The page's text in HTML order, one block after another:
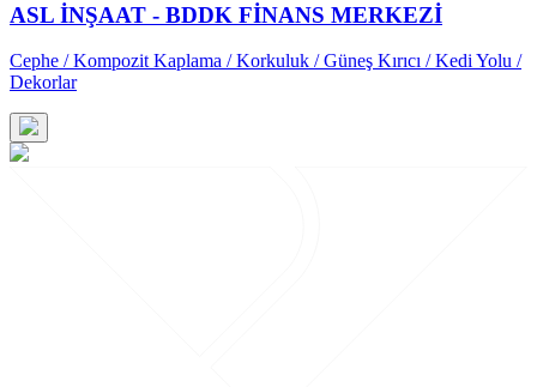
ASL İNŞAAT - BDDK FİNANS MERKEZİ
Cephe / Kompozit Kaplama / Korkuluk / Güneş Kırıcı / Kedi Yolu /
Dekorlar